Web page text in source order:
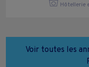
Hôtellerie
Voir toutes les